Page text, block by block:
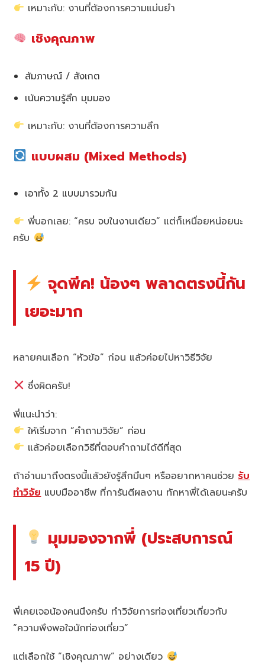
เหมาะกับ: งานที่ต้องการความแม่นยำ
เชิงคุณภาพ
สัมภาษณ์ / สังเกต
เน้นความรู้สึก มุมมอง
เหมาะกับ: งานที่ต้องการความลึก
แบบผสม (Mixed Methods)
เอาทั้ง 2 แบบมารวมกัน
พี่บอกเลย: “ครบ จบในงานเดียว” แต่ก็เหนื่อยหน่อยนะ
ครับ
จุดพีค! น้องๆ พลาดตรงนี้กัน
เยอะมาก
หลายคนเลือก “หัวข้อ” ก่อน แล้วค่อยไปหาวิธีวิจัย
ซึ่งผิดครับ!
พี่แนะนำว่า:
ให้เริ่มจาก “คำถามวิจัย” ก่อน
แล้วค่อยเลือกวิธีที่ตอบคำถามได้ดีที่สุด
ถ้าอ่านมาถึงตรงนี้แล้วยังรู้สึกมึนๆ หรืออยากหาคนช่วย รับ
ทำวิจัย แบบมืออาชีพ ที่การันตีผลงาน ทักหาพี่ได้เลยนะครับ
มุมมองจากพี่ (ประสบการณ์
15 ปี)
พี่เคยเจอน้องคนนึงครับ ทำวิจัยการท่องเที่ยวเกี่ยวกับ
“ความพึงพอใจนักท่องเที่ยว”
แต่เลือกใช้ “เชิงคุณภาพ” อย่างเดียว